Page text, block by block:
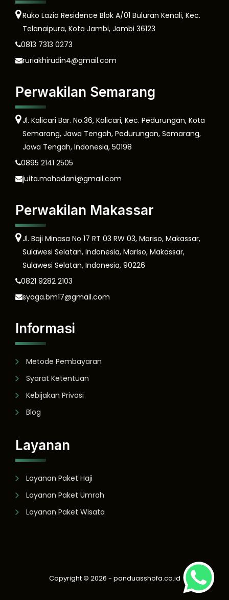
Ruko Lazio Residence Blok A/01 Buluran Kenali, Kec.
Telanaipura, Kota Jambi, Jambi 36123
0813 7313 0273
ruriakhirudin4@gmail.com
Perwakilan Semarang
Jl. Kalicari Bar. No.36, Kalicari, Kec. Pedurungan, Kota
Semarang, Jawa Tengah, Pedurungan, Semarang,
Jawa Tengah, Indonesia, 50198
0895 2141 2505
juita.mahadani@gmail.com
Perwakilan Makassar
Jl. Baji Minasa No 17 RT 03 RW 03, Mariso, Makassar,
Sulawesi Selatan, Indonesia, Mariso, Makassar,
Sulawesi Selatan, Indonesia, 90226
0821 9282 2103
syaga.bm17@gmail.com
Informasi
Metode Pembayaran
Syarat Ketentuan
Kebijakan Privasi
Blog
Layanan
Layanan Paket Haji
Layanan Paket Umrah
Layanan Paket Wisata
Copyright © 2026 - panduasshofa.co.id